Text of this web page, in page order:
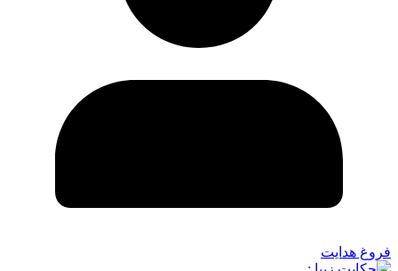
فروغ هدایت